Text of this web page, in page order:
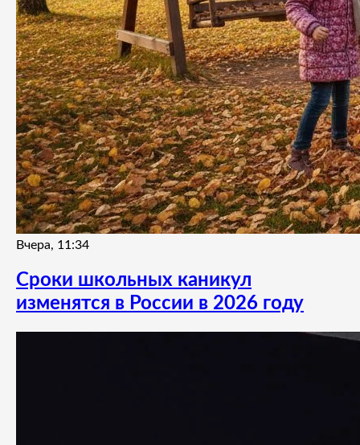
Вчера, 11:34
Сроки школьных каникул
изменятся в России в 2026 году